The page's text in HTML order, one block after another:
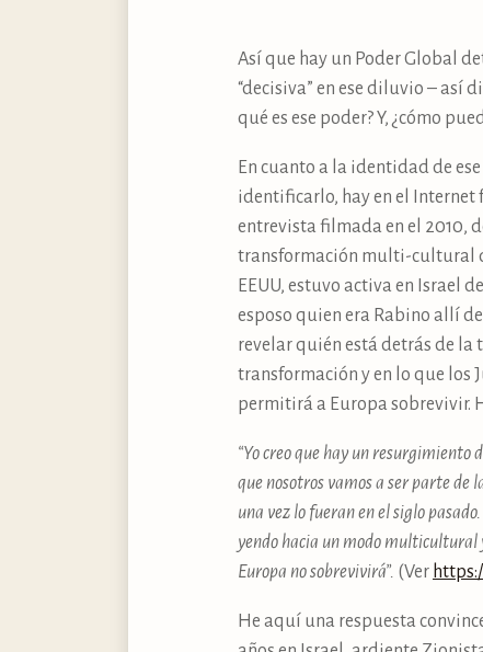
Así que hay un Poder Global
“decisiva” en ese diluvio – así
qué es ese poder? Y, ¿cómo
En cuanto a la identidad de
identificarlo, hay en el Internet
entrevista filmada en el 2010,
transformación multi-cultural
EEUU, estuvo activa en Israel
esposo quien era Rabino allí
revelar quién está detrás de la
transformación y en lo que los
permitirá a Europa sobrevivir.
“Yo creo que hay un
que nosotros vamos a ser parte de
una vez lo fueran en el siglo
yendo hacia un modo multicultural
Europa no sobrevivirá”. (Ver
He aquí una respuesta